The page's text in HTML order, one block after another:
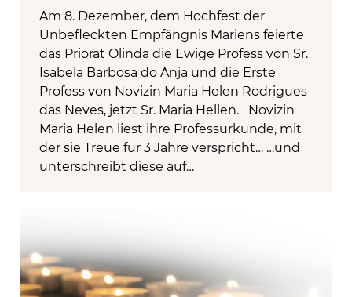
Am 8. Dezember, dem Hochfest der
Unbefleckten Empfängnis Mariens feierte
das Priorat Olinda die Ewige Profess von Sr.
Isabela Barbosa do Anja und die Erste
Profess von Novizin Maria Helen Rodrigues
das Neves, jetzt Sr. Maria Hellen. Novizin
Maria Helen liest ihre Professurkunde, mit
der sie Treue für 3 Jahre verspricht… …und
unterschreibt diese auf…